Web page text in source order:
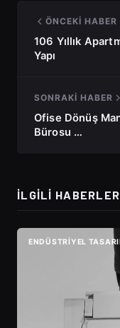
ÖNCEKI HABER
106 Yıllık
Yapı
SONRAKI HABER
Ofise Dönüş
Bürosu …
İLGILI HABERLER
ENDÜSTRIYEL